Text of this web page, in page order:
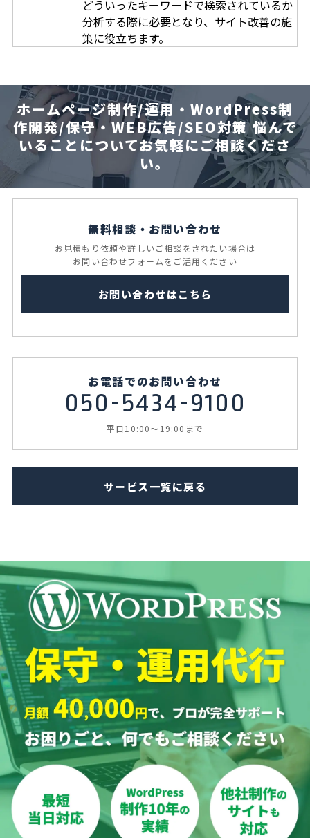
どういったキーワードで検索されているか
分析する際に必要となり、サイト改善の施
策に役立ちます。
ホームページ制作/運用・WordPress制
作開発/保守・WEB広告/SEO対策悩んで
いることについてお気軽にご相談くださ
い。
無料相談・お問い合わせ
お見積もり依頼や詳しいご相談をされたい場合は
お問い合わせフォームを ご活用ください
お問い合わせはこちら
お電話でのお問い合わせ
050-5434-9100
平日10:00～19:00まで
サービス一覧に戻る